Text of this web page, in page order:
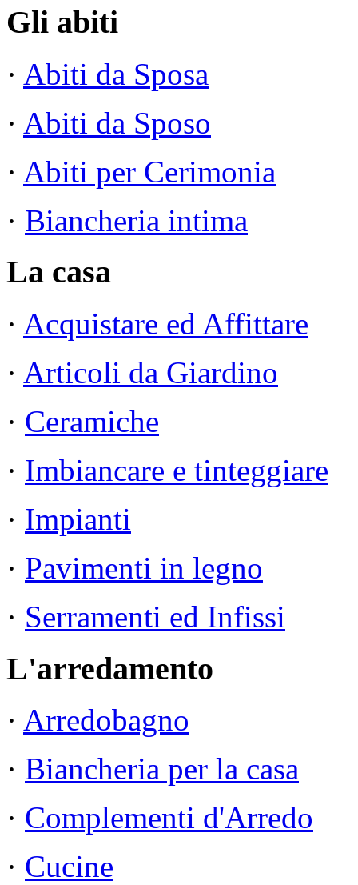
Gli abiti
· Abiti da Sposa
· Abiti da Sposo
· Abiti per Cerimonia
· Biancheria intima
La casa
· Acquistare ed Affittare
· Articoli da Giardino
· Ceramiche
· Imbiancare e tinteggiare
· Impianti
· Pavimenti in legno
· Serramenti ed Infissi
L'arredamento
· Arredobagno
· Biancheria per la casa
· Complementi d'Arredo
· Cucine